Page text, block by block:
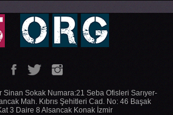
Sokak Numara:21 Seba Ofisleri Sarıyer-
Mah. Kıbrıs Şehitleri Cad. No: 46 Başak
3 Daire 8 Alsancak Konak İzmir